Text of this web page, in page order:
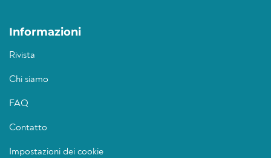
Informazioni
Rivista
Chi siamo
FAQ
Contatto
Impostazioni dei cookie